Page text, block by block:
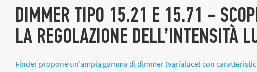
DIMMER TIPO 15.21 E 15.71 –
LA REGOLAZIONE DELL’INTENSITÀ
Finder propone un’ampia gamma di dimmer (varialuce) con